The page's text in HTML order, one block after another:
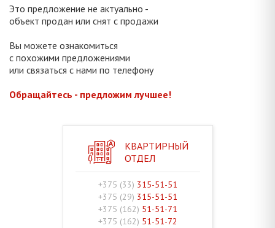
Это предложение не актуально -
объект продан или снят с продажи
Вы можете ознакомиться
с похожими предложениями
или связаться с нами по телефону
Обращайтесь - предложим лучшее!
КВАРТИРНЫЙ
ОТДЕЛ
+375 (33) 315-51-51
+375 (29) 315-51-51
+375 (162) 51-51-71
+375 (162) 51-51-72